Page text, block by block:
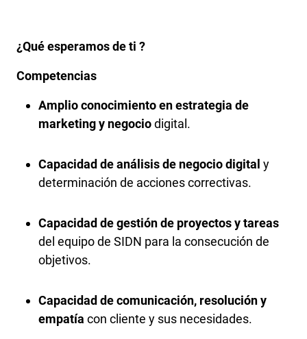
¿Qué esperamos de ti ?
Competencias
Amplio conocimiento en estrategia de
marketing y negociodigital.
Capacidad de análisis de negocio digital y
determinación de acciones correctivas.
Capacidad de gestión de proyectos y tareas
del equipo de SIDN para la consecución de
objetivos.
Capacidad de comunicación, resolución y
empatía con cliente y sus necesidades.